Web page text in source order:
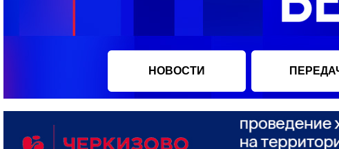
НОВОСТИ